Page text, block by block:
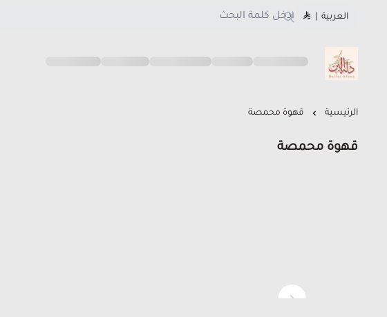
العربية
متجر دلة البن
الرئيسية قهوة محمصة
قهوة محمصة